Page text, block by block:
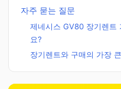
자주 묻는 질문
제네시스 GV80 장기렌트
요?
장기렌트와 구매의 가장